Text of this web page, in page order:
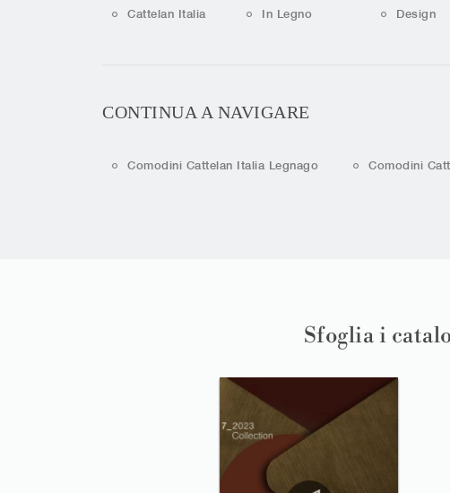
Cattelan Italia In Legno Design
CONTINUA A NAVIGARE
Comodini Cattelan Italia Legnago Comodini
Sfoglia i